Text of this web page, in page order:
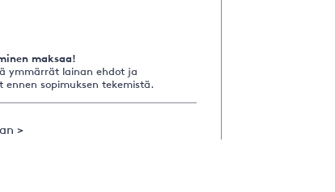
maksaa!
ymmärrät lainan ehdot ja
ennen sopimuksen tekemistä.
>